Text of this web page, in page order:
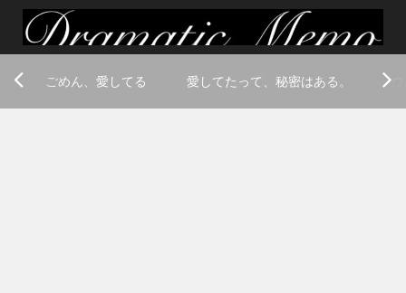
ごめん、愛してる 愛してたって、秘密はある。